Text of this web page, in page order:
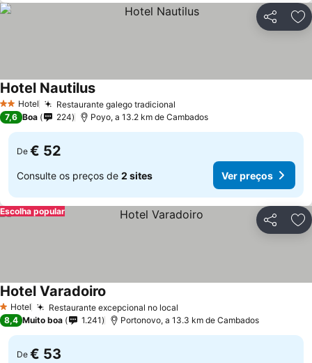
Partilhar
2 Estrelas
Hotel Restaurante galego tradicional
Hotel Nautilus
7,6 Boa 224 Poyo, a 13.2 km de Cambados
De € 52
Consulte os preços de 2 sites Ver preços
Partilhar
Escolha popular
1 Estrelas
Hotel Restaurante excepcional no local
Hotel Varadoiro
8,4 Muito boa 1.241 Portonovo, a 13.3 km de Cambados
De € 53